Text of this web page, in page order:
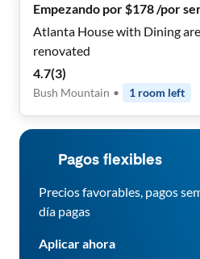
Empezando por $178 /por
Atlanta House with Dining
renovated
4.7(3)
Bush Mountain • 1 room left
Pagos flexibles
Precios favorables, pagos
día pagas
Aplicar ahora